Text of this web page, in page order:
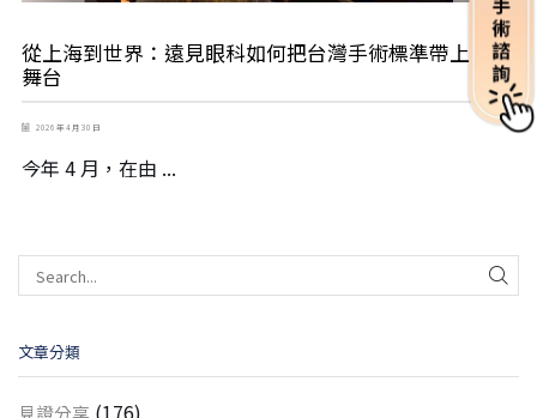
從上海到世界：遠見眼科如何把台灣手術標準帶上國際
舞台
2026 年 4 月 30 日
今年 4 月，在由 ...
文章分類